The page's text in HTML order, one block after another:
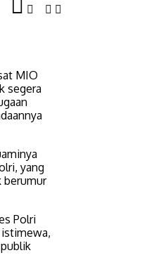
MIO
segera
yang
berumur
Polri